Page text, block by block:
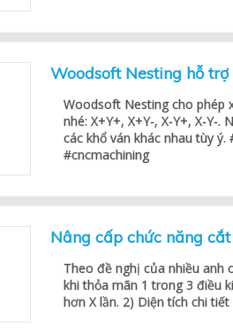
Woodsoft Nesting hỗ
Woodsoft Nesting cho phép
nhé: X+Y+, X+Y-, X-Y+, X-
các khổ ván khác nhau tùy
#cncmachining
Nâng cấp chức năng
Theo đề nghị của nhiều anh
khi thỏa mãn 1 trong 3 điều
hơn X lần. 2) Diện tích chi tiết